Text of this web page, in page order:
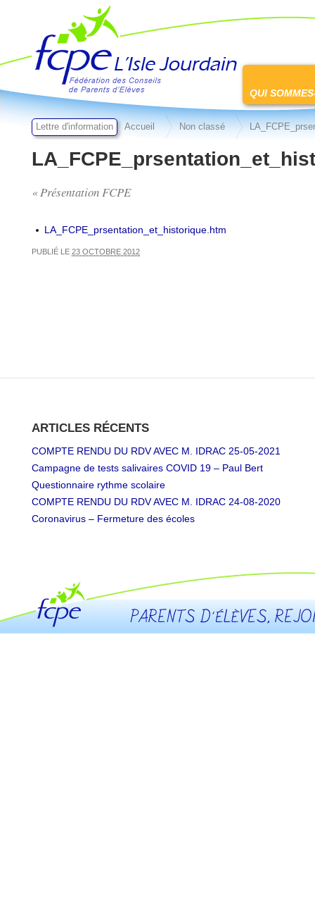
FCPE L'isle jourdain
au
contenu
QUI
Lettre d'information Accueil Non classé
« Présentation FCPE
LA_FCPE_prsentation_et_historique.htm
PUBLIÉ LE 23 OCTOBRE 2012
ARTICLES RÉCENTS
COMPTE RENDU DU RDV AVEC M. IDRAC 25-05-2021
Campagne de tests salivaires COVID 19 – Paul Bert
Questionnaire rythme scolaire
COMPTE RENDU DU RDV AVEC M. IDRAC 24-08-2020
Coronavirus – Fermeture des écoles